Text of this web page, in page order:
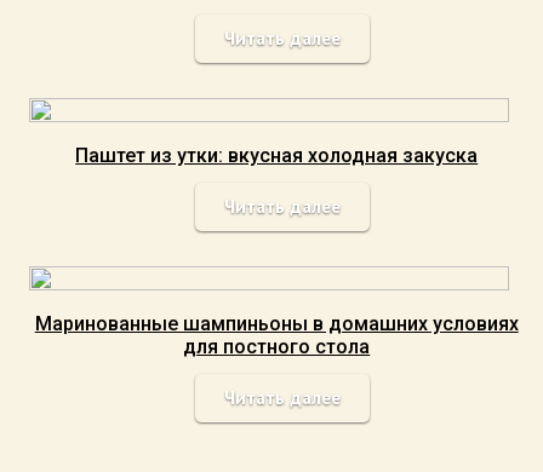
Читать далее
Паштет из утки: вкусная холодная закуска
Читать далее
Маринованные шампиньоны в домашних условиях
для постного стола
Читать далее